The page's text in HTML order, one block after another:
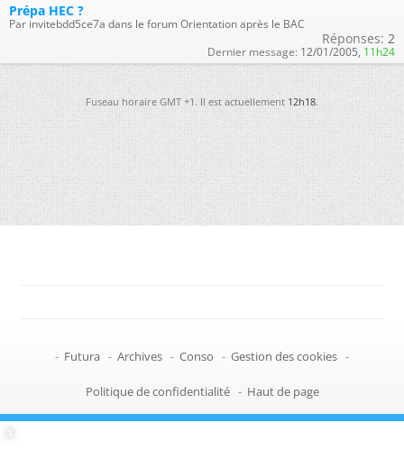
Prépa HEC ?
Par invitebdd5ce7a dans le forum Orientation après le BAC
Réponses: 2
Dernier message: 12/01/2005, 11h24
Fuseau horaire GMT +1. Il est actuellement12h18.
- Futura - Archives - Conso - Gestion des cookies -
Politique de confidentialité - Haut de page